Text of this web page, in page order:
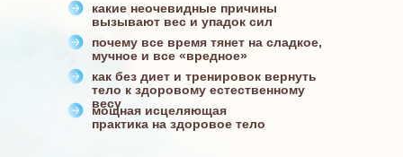
какие неочевидные причины
вызывают вес и упадок сил
почему все время тянет на сладкое,
мучное и все «вредное»
как без диет и тренировок вернуть
тело к здоровому естественному
весу
мощная исцеляющая
практика на здоровое тело